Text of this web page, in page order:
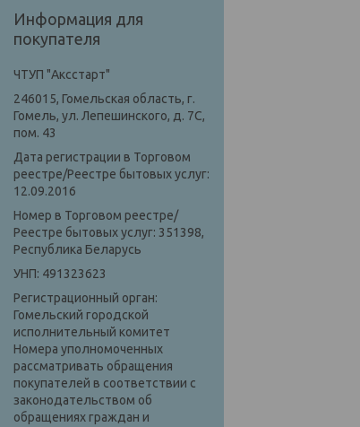
Информация для
покупателя
ЧТУП "Аксстарт"
246015, Гомельская область, г.
Гомель, ул. Лепешинского, д. 7С,
пом. 43
Дата регистрации в Торговом
реестре/Реестре бытовых услуг:
12.09.2016
Номер в Торговом реестре/
Реестре бытовых услуг: 351398,
Республика Беларусь
УНП: 491323623
Регистрационный орган:
Гомельский городской
исполнительный комитет
Номера уполномоченных
рассматривать обращения
покупателей в соответствии с
законодательством об
обращениях граждан и